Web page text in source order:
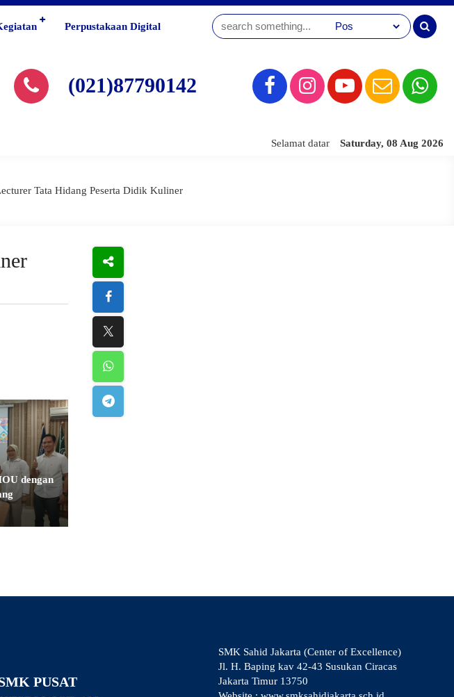
Perpustakaan Digital
(021)87790142
Saturday, 08 Aug 2026
Selamat datang di Website SMK Sahid
Tata Hidang Peserta Didik Kuliner
dengan
PUSAT
SMK Sahid Jakarta (Center of Excellence)
Jl. H. Baping kav 42-43 Susukan Ciracas
Jakarta Timur 13750